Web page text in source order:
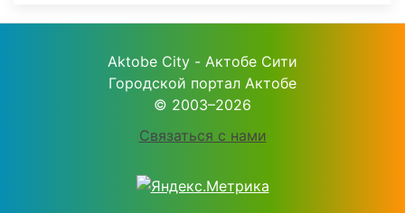
Aktobe City - Актобе Сити
Городской портал Актобе
© 2003–2026
Связаться с нами